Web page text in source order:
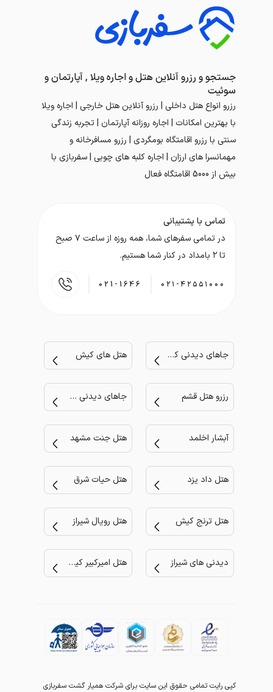
جستجو و رزرو آنلاین هتل و اجاره ویلا , آپارتمان و
سوئیت
رزرو انواع هتل داخلی | رزرو آنلاین هتل خارجی | اجاره ویلا
با بهترین امکانات | اجاره روزانه آپارتمان | تجربه زندگی
سنتی با رزرو اقامتگاه بومگردی | رزرو مسافرخانه و
مهمانسرا های ارزان | اجاره کلبه های چوبی | سفربازی با
بیش از 5000 اقامتگاه فعال
تماس با پشتیبانی
در تمامی سفر‌های شما، همه روزه از ساعت ۷ صبح
تا ۲ بامداد در کنار شما هستیم.
۰۲۱-۴۲۵۵۱۰۰۰ 021-1646
جاهای دیدنی کیش هتل های کیش
رزرو هتل قشم جاهای دیدنی مشهد
آبشار اخلمد هتل جنت مشهد
هتل داد یزد هتل حیات شرق
هتل ترنج کیش هتل رویال شیراز
دیدنی های شیراز هتل امیرکبیر کیش
کپی رایت تمامی حقوق این سایت برای شرکت همیار گشت سفربازی